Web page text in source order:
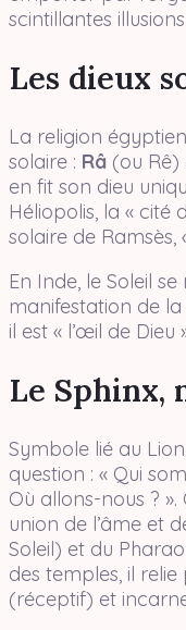
scintillantes
Les dieux
La religion
solaire : Râ (ou Rê)
en fit son dieu
Héliopolis, la « cité
solaire de Ramsès,
En Inde, le Soleil
manifestation de
il est « l’œil de Dieu
Le Sphinx,
Symbole lié au
question : « Qui
Où allons-nous ?
union de l’âme et
Soleil) et du
des temples, il
(réceptif) et